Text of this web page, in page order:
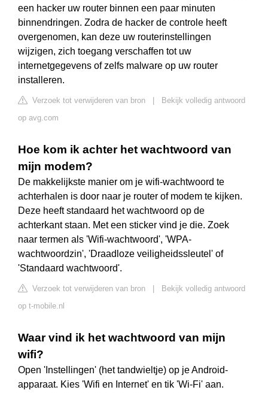
een hacker uw router binnen een paar minuten
binnendringen. Zodra de hacker de controle heeft
overgenomen, kan deze uw routerinstellingen
wijzigen, zich toegang verschaffen tot uw
internetgegevens of zelfs malware op uw router
installeren.
Verzoek tot verwijderen van bron
Bekijk volledig antwoord
op avg.com
Hoe kom ik achter het wachtwoord van
mijn modem?
De makkelijkste manier om je wifi-wachtwoord te
achterhalen is door naar je router of modem te kijken.
Deze heeft standaard het wachtwoord op de
achterkant staan. Met een sticker vind je die. Zoek
naar termen als 'Wifi-wachtwoord', 'WPA-
wachtwoordzin', 'Draadloze veiligheidssleutel' of
'Standaard wachtwoord'.
Verzoek tot verwijderen van bron
Bekijk volledig antwoord
op t-mobile.nl
Waar vind ik het wachtwoord van mijn
wifi?
Open 'Instellingen' (het tandwieltje) op je Android-
apparaat. Kies 'Wifi en Internet' en tik 'Wi-Fi' aan.